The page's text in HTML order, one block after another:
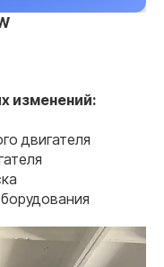
изменений:
двигателя